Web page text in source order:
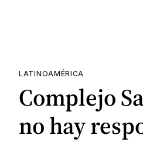
LATINOAMÉRICA
Complejo
no hay